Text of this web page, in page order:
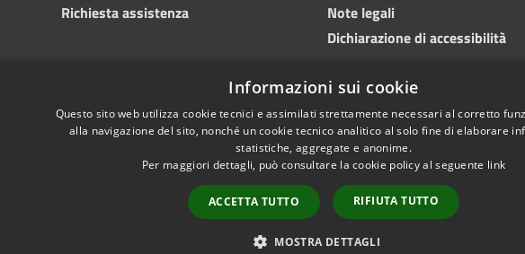
Richiesta assistenza
Note legali
Dichiarazione di accessibilità
Copyright © 2026 •
Informazioni sui cookie
Questo sito web utilizza cookie tecnici e assimilati strettamente necessari al corretto
alla navigazione del sito, nonché un cookie tecnico analitico al solo fine di elaborare
statistiche, aggregate e anonime.
Per maggiori dettagli, può consultare la cookie policy al seguente link
ACCETTA TUTTO RIFIUTA TUTTO
MOSTRA DETTAGLI